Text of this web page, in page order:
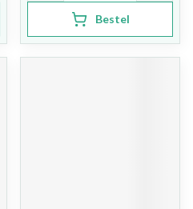
Bestel